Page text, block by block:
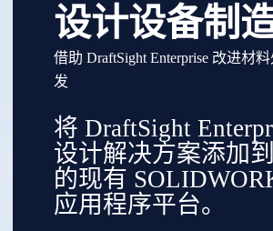
设计设备制
借助 DraftSight Enterprise 改进材
发
将 DraftSight
设计解决方案添加
的现有
应用程序平台。